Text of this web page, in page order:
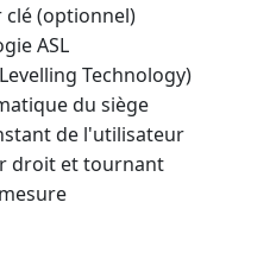
(optionnel)
ASL
Technology)
du siège
de l'utilisateur
droit et tournant